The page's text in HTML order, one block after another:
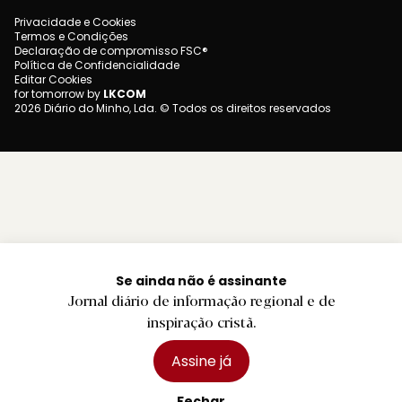
Se ainda não é assinante
Jornal diário de informação regional e de
inspiração cristã.
Assine já
Privacidade e Cookies
Termos e Condições
Declaração de compromisso FSC®
Política de Confidencialidade
Editar Cookies
for tomorrow by LKCOM
2026 Diário do Minho, Lda. © Todos os direitos reservados